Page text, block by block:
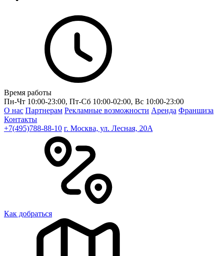
Время работы
Пн-Чт 10:00-23:00, Пт-Сб 10:00-02:00, Вс 10:00-23:00
О нас Партнерам Рекламные возможности Аренда Франшиза
Контакты
+7(495)788-88-10 г. Москва, ул. Лесная, 20A
Как добраться